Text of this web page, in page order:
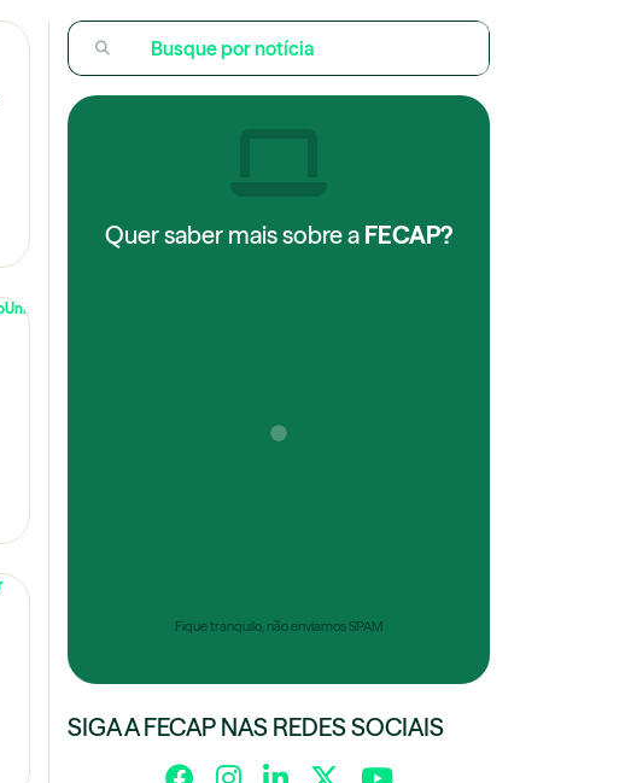
Quer saber mais sobre a FECAP?
Fique tranquilo, não enviamos SPAM
SIGA A FECAP NAS REDES SOCIAIS